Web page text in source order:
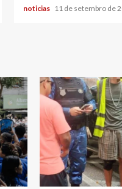
noticias 11 de setembro de